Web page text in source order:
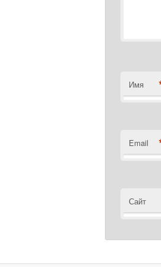
Имя
Email
Сайт